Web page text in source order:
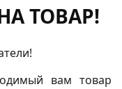
ТОВАР!
вам товар